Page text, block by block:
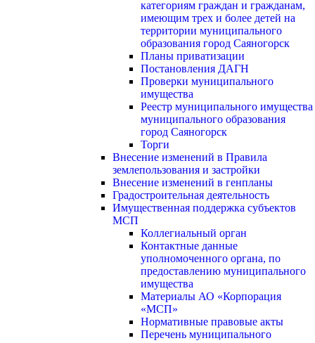
категориям граждан и гражданам,
имеющим трех и более детей на
территории муниципального
образования город Саяногорск
Планы приватизации
Постановления ДАГН
Проверки муниципального
имущества
Реестр муниципального имущества
муниципального образования
город Саяногорск
Торги
Внесение изменений в Правила
землепользования и застройки
Внесение изменений в генпланы
Градостроительная деятельность
Имущественная поддержка субъектов
МСП
Коллегиальный орган
Контактные данные
уполномоченного органа, по
предоставлению муниципального
имущества
Материалы АО «Корпорация
«МСП»
Нормативные правовые акты
Перечень муниципального